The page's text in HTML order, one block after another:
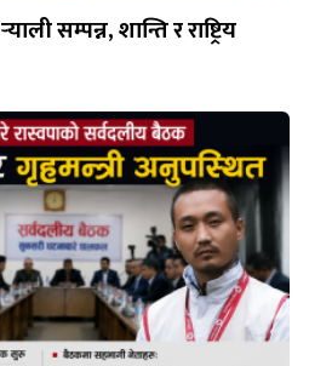
सम्पन्न, शान्ति र राष्ट्रिय